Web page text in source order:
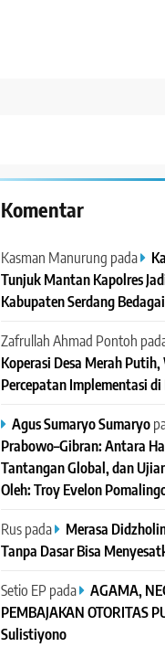
Komentar
Kasman Manurung pada
Tunjuk Mantan Kapolres
Kabupaten Serdang Bedagai.
Zafrullah Ahmad Pontoh
Koperasi Desa Merah
Percepatan Implementasi di
Agus Sumaryo Sumaryo
Prabowo–Gibran: Antara
Tantangan Global, dan
Oleh: Troy Evelon
Ruspada
Merasa
Tanpa Dasar Bisa
Setio EP pada AGAMA,
PEMBAJAKAN OTORITAS
Sulistiyono